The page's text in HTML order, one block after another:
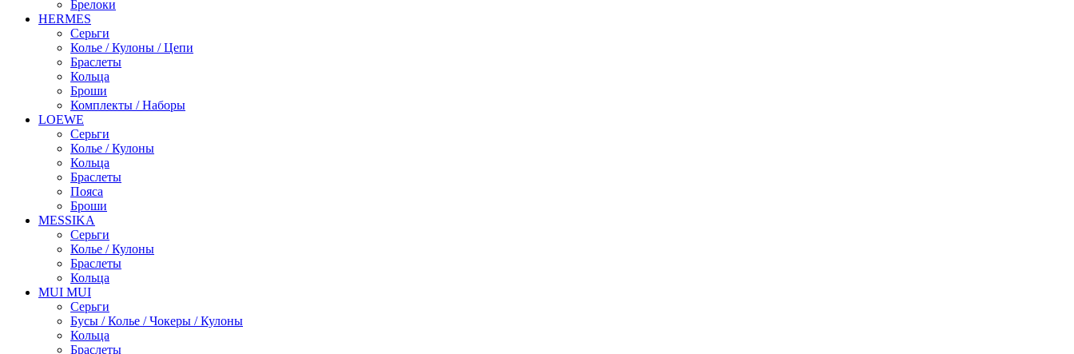
Брелоки
HERMES
Серьги
Колье / Кулоны / Цепи
Браслеты
Кольца
Броши
Комплекты / Наборы
LOEWE
Серьги
Колье / Кулоны
Кольца
Браслеты
Пояса
Броши
MESSIKA
Серьги
Колье / Кулоны
Браслеты
Кольца
MUI MUI
Серьги
Бусы / Колье / Чокеры / Кулоны
Кольца
Браслеты